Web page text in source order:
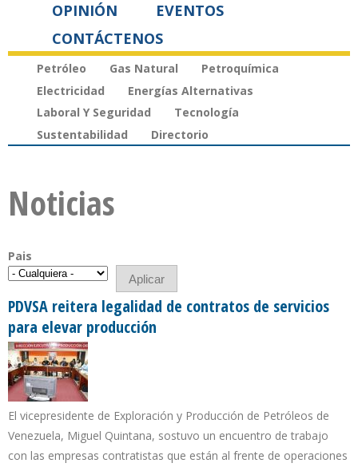
OPINIÓN
EVENTOS
CONTÁCTENOS
Petróleo Gas Natural
Petroquímica
Electricidad
Energías Alternativas
Laboral Y Seguridad
Tecnología
Sustentabilidad
Directorio
Noticias
Pais
PDVSA reitera legalidad de contratos de servicios
para elevar producción
El vicepresidente de Exploración y Producción de Petróleos de
Venezuela, Miguel Quintana, sostuvo un encuentro de trabajo
con las empresas contratistas que están al frente de operaciones